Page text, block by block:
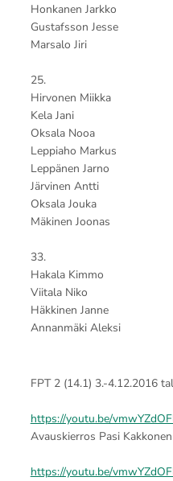
Honkanen Jarkko
Gustafsson Jesse
Marsalo Jiri
25.
Hirvonen Miikka
Kela Jani
Oksala Nooa
Leppiaho Markus
Leppänen Jarno
Järvinen Antti
Oksala Jouka
Mäkinen Joonas
33.
Hakala Kimmo
Viitala Niko
Häkkinen Janne
Annanmäki Aleksi
FPT 2 (14.1) 3.-4.12.2016
https://youtu.be/
Avauskierros Pasi
https://youtu.be/